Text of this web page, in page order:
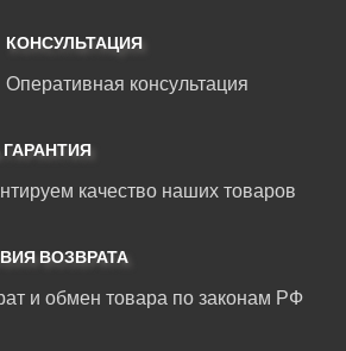
КОНСУЛЬТАЦИЯ
Оперативная консультация
ГАРАНТИЯ
качество наших товаров
ВОЗВРАТА
и обмен товара по законам РФ